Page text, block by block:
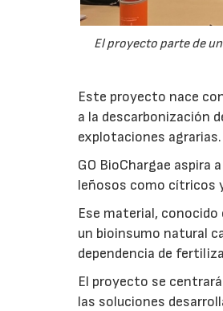
El proyecto parte de
Este proyecto nace
a la descarbonización
explotaciones agrarias.
GO BioChargae
leñosos como cítricos
Ese material,
un bioinsumo natural
dependencia de
El proyecto se
las soluciones